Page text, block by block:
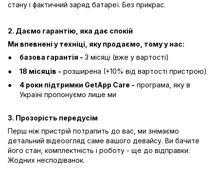
стану і фактичний заряд батареї. Без прикрас.
2. Даємо гарантію, яка дає спокій
Ми впевнені у техніці, яку продаємо, тому у нас:
базова гарантія - 3 місяці (вже у вартості)
18 місяців - розширена (+10% від вартості пристрою)
4 роки підтримки GetApp Care - програма, яку в
Україні пропонуємо лише ми
3. Прозорість передусім
Перш ніж пристрій потрапить до вас, ми знімаємо
детальний відеоогляд саме вашого девайсу. Ви бачите
його стан, комплектність і роботу - ще до відправки.
Жодних несподіванок.